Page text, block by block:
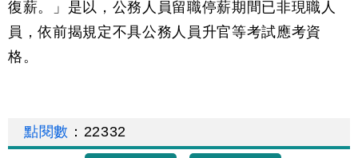
復薪。」是以，公務人員留職停薪期間已非現職人
員，依前揭規定不具公務人員升官等考試應考資
格。
點閱數 ： 22332